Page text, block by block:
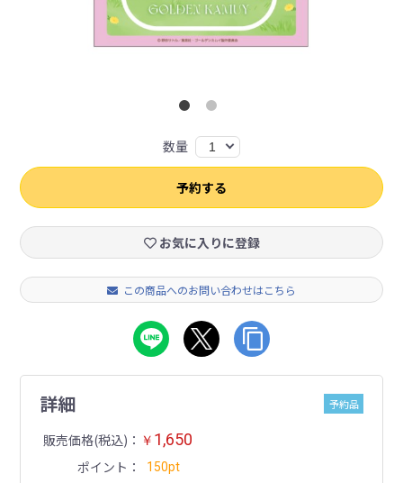
数量 1
予約する
お気に入りに登録
この商品へのお問い合わせはこちら
詳細 予約品
販売価格(税込) ￥ 1,650
ポイント 150pt